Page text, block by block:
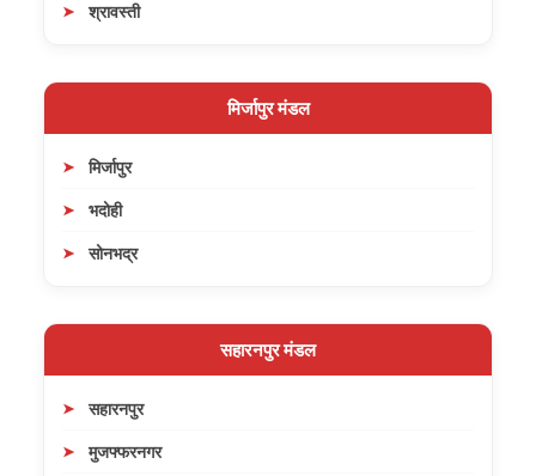
श्रावस्ती
मिर्जापुर मंडल
मिर्जापुर
भदोही
सोनभद्र
सहारनपुर मंडल
सहारनपुर
मुजफ्फरनगर